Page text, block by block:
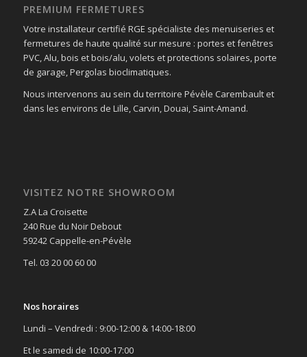
PREMIUM FERMETURES
Votre installateur certifié RGE spécialiste des menuiseries et
fermetures de haute qualité sur mesure : portes et fenêtres
PVC, Alu, bois et bois/alu, volets et protections solaires, porte
de garage, Pergolas bioclimatiques.
Nous intervenons au sein du territoire Pévèle Carembault et
dans les environs de Lille, Carvin, Douai, Saint-Amand.
VISITEZ NOTRE SHOWROOM
Z.A La Croisette
240 Rue du Noir Debout
59242 Cappelle-en-Pévèle
Tel. 03 20 00 60 00
Nos horaires
Lundi – Vendredi : 9:00-12:00 & 14:00-18:00
Et le samedi de 10:00-17:00